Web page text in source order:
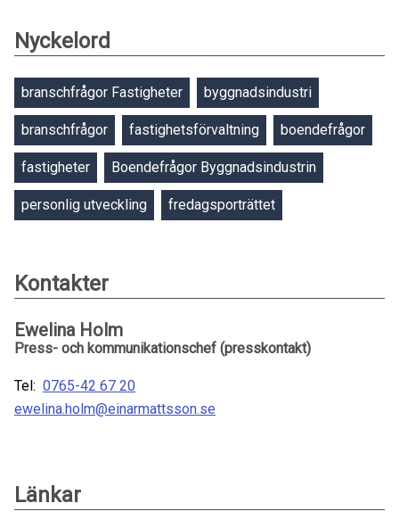
Nyckelord
branschfrågor Fastigheter byggnadsindustri
branschfrågor fastighetsförvaltning boendefrågor
fastigheter Boendefrågor Byggnadsindustrin
personlig utveckling fredagsporträttet
Kontakter
Ewelina Holm
Press- och kommunikationschef (presskontakt)
Tel: 0765-42 67 20
ewelina.holm@einarmattsson.se
Länkar